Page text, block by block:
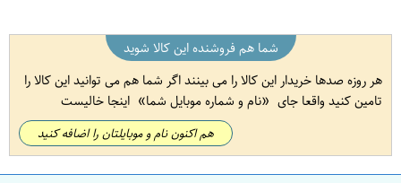
شما هم فروشنده این کالا شوید
هر روزه صدها خریدار این کالا را می بینند اگر شما هم می توانید این کالا را
تامین کنید واقعا جای
نام و شماره موبایل شما اینجا خالیست
هم اکنون نام و موبایلتان را اضافه کنید